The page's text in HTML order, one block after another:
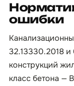
ошибки
32.13330.2018
конструкций
класс бетона —